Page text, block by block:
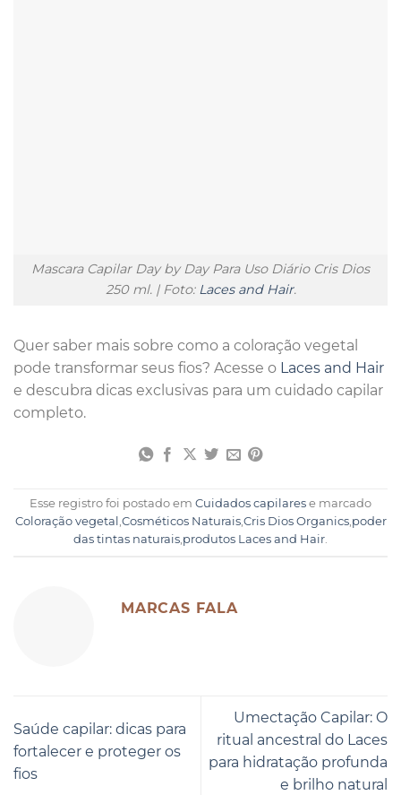
Mascara Capilar Day by Day Para Uso Diário Cris Dios
250 ml. | Foto: Laces and Hair.
Quer saber mais sobre como a coloração vegetal
pode transformar seus fios? Acesse o Laces and Hair
e descubra dicas exclusivas para um cuidado capilar
completo.
Esse registro foi postado em Cuidados capilares e marcado
Coloração vegetal ,Cosméticos Naturais,Cris Dios Organics,poder
das tintas naturais,produtos Laces and Hair.
MARCAS FALA
Saúde capilar: dicas para
fortalecer e proteger os
fios
Umectação Capilar: O
ritual ancestral do Laces
para hidratação profunda
e brilho natural